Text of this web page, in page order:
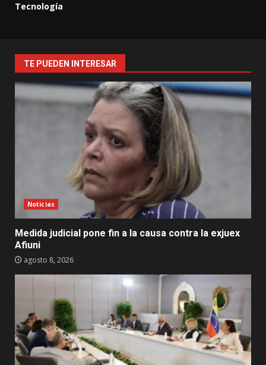
Tecnología
TE PUEDEN INTERESAR
Noticias
Medida judicial pone fin a la causa contra la exjuex
Afiuni
agosto 8, 2026